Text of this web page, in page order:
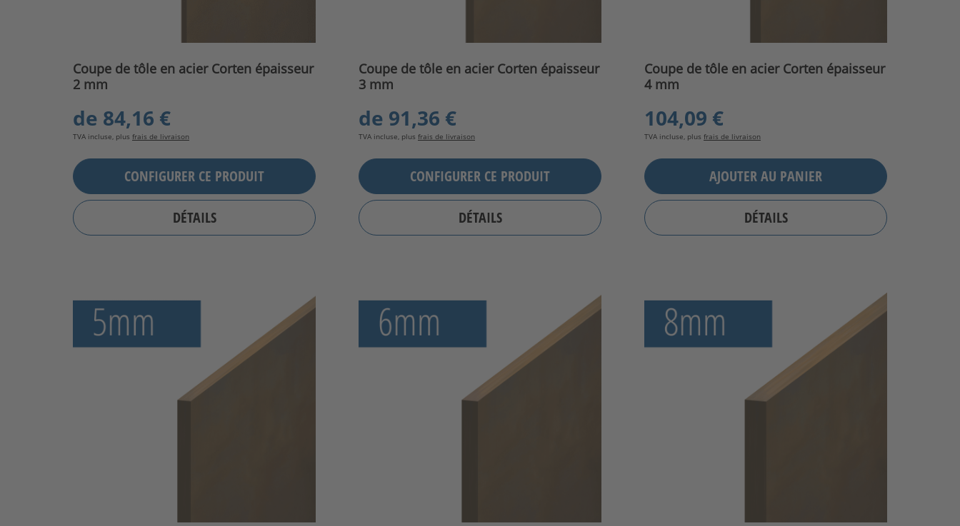
Coupe de tôle en acier Corten épaisseur
2 mm
de 84,16 €
TVA incluse, plus frais de livraison
CONFIGURER CE PRODUIT
DÉTAILS
Coupe de tôle en acier Corten épaisseur
3 mm
de 91,36 €
TVA incluse, plus frais de livraison
CONFIGURER CE PRODUIT
DÉTAILS
Coupe de tôle en acier Corten épaisseur
4 mm
104,09 €
TVA incluse, plus frais de livraison
AJOUTER AU PANIER
DÉTAILS